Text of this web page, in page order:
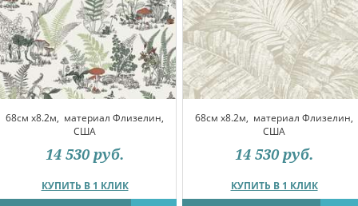
68см x8.2м, материал Флизелин,
США
КУПИТЬ В 1 КЛИК
14 530 руб.
68см x8.2м, материал Флизелин,
США
КУПИТЬ В 1 КЛИК
14 530 руб.